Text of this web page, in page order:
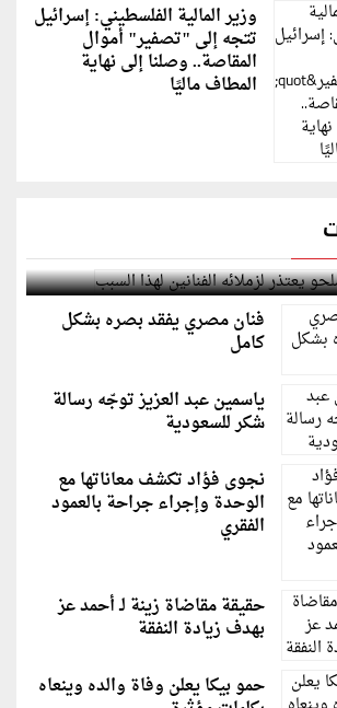
وزير المالية الفلسطيني: إسرائيل
تتجه إلى "تصفير" أموال
المقاصة.. وصلنا إلى نهاية
المطاف ماليًا
يعتذر لزملائه الفنانين لهذا السبب
فنان مصري يفقد بصره بشكل
كامل
ياسمين عبد العزيز توجّه رسالة
شكر للسعودية
نجوى فؤاد تكشف معاناتها مع
الوحدة وإجراء جراحة بالعمود
الفقري
حقيقة مقاضاة زينة لـ أحمد عز
بهدف زيادة النفقة
حمو بيكا يعلن وفاة والده وينعاه